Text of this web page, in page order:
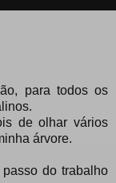
para todos os
de olhar vários
árvore.
do trabalho